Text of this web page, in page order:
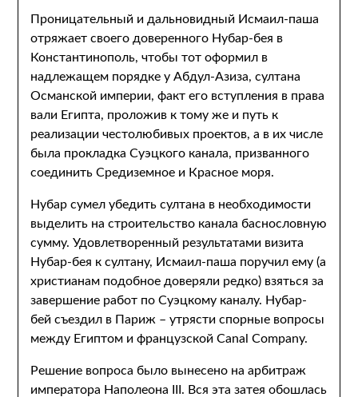
Проницательный и дальновидный Исмаил-паша
отряжает своего доверенного Нубар-бея в
Константинополь, чтобы тот оформил в
надлежащем порядке у Абдул-Азиза, султана
Османской империи, факт его вступления в права
вали Египта, проложив к тому же и путь к
реализации честолюбивых проектов, а в их числе
была прокладка Суэцкого канала, призванного
соединить Средиземное и Красное моря.
Нубар сумел убедить султана в необходимости
выделить на строительство канала баснословную
сумму. Удовлетворенный результатами визита
Нубар-бея к султану, Исмаил-паша поручил ему (а
христианам подобное доверяли редко) взяться за
завершение работ по Суэцкому каналу. Нубар-
бей съездил в Париж – утрясти спорные вопросы
между Египтом и французской Canal Company.
Решение вопроса было вынесено на арбитраж
императора Наполеона III. Вся эта затея обошлась